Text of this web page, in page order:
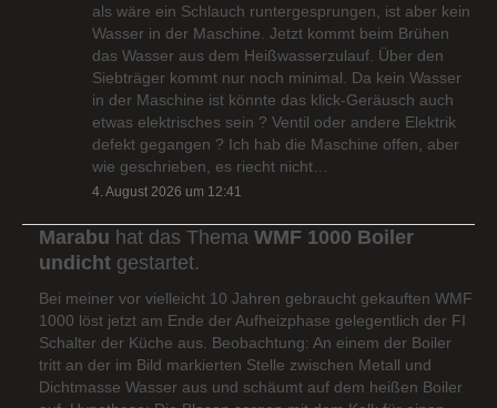
als wäre ein Schlauch runtergesprungen, ist aber kein
Wasser in der Maschine. Jetzt kommt beim Brühen
das Wasser aus dem Heißwasserzulauf. Über den
Siebträger kommt nur noch minimal. Da kein Wasser
in der Maschine ist könnte das klick-Geräusch auch
etwas elektrisches sein ? Ventil oder andere Elektrik
defekt gegangen ? Ich hab die Maschine offen, aber
wie geschrieben, es riecht nicht…
4. August 2026 um 12:41
Marabu hat das Thema WMF 1000 Boiler
undicht gestartet.
Bei meiner vor vielleicht 10 Jahren gebraucht gekauften WMF
1000 löst jetzt am Ende der Aufheizphase gelegentlich der FI
Schalter der Küche aus. Beobachtung: An einem der Boiler
tritt an der im Bild markierten Stelle zwischen Metall und
Dichtmasse Wasser aus und schäumt auf dem heißen Boiler